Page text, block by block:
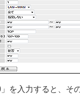
を入力すると、そ